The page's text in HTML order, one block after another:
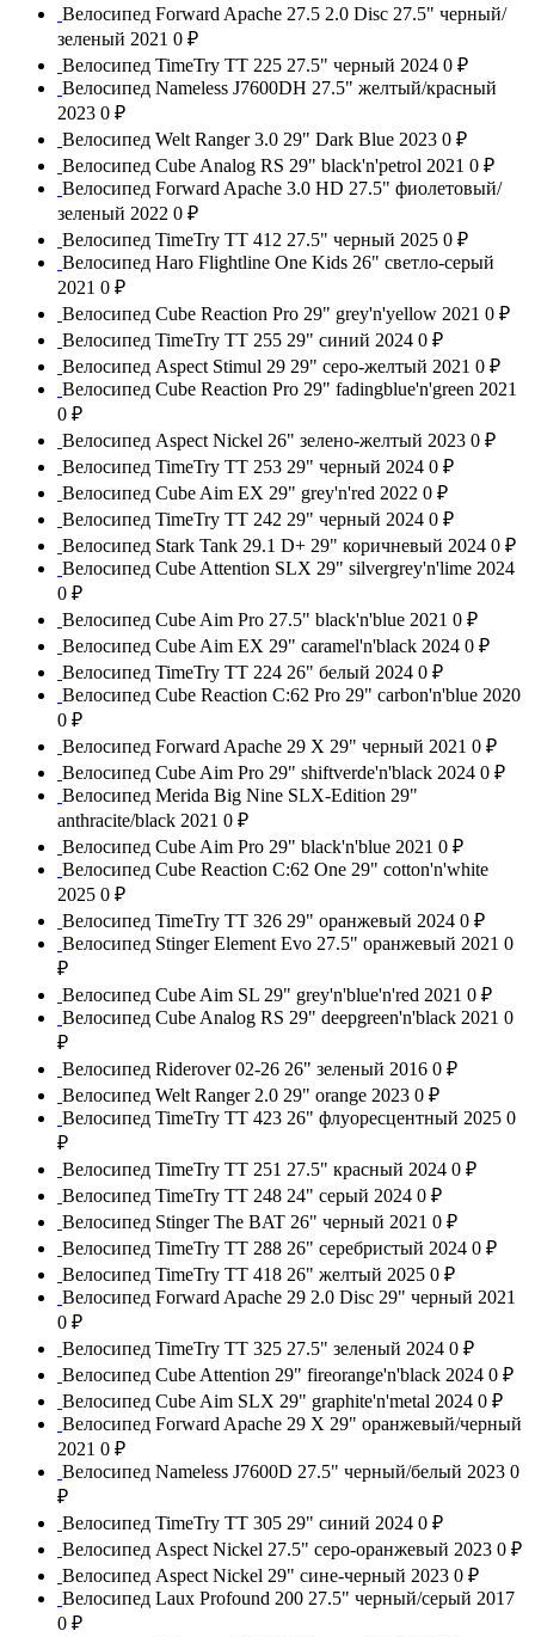
Велосипед Forward Apache 27.5 2.0 Disc 27.5" черный/
зеленый 2021 0 ₽
Велосипед TimeTry TT 225 27.5" черный 2024 0 ₽
Велосипед Nameless J7600DH 27.5" желтый/красный
2023 0 ₽
Велосипед Welt Ranger 3.0 29" Dark Blue 2023 0 ₽
Велосипед Cube Analog RS 29" black'n'petrol 2021 0 ₽
Велосипед Forward Apache 3.0 HD 27.5" фиолетовый/
зеленый 2022 0 ₽
Велосипед TimeTry TT 412 27.5" черный 2025 0 ₽
Велосипед Haro Flightline One Kids 26" светло-серый
2021 0 ₽
Велосипед Cube Reaction Pro 29" grey'n'yellow 2021 0 ₽
Велосипед TimeTry TT 255 29" синий 2024 0 ₽
Велосипед Aspect Stimul 29 29" серо-желтый 2021 0 ₽
Велосипед Cube Reaction Pro 29" fadingblue'n'green 2021
0 ₽
Велосипед Aspect Nickel 26" зелено-желтый 2023 0 ₽
Велосипед TimeTry TT 253 29" черный 2024 0 ₽
Велосипед Cube Aim EX 29" grey'n'red 2022 0 ₽
Велосипед TimeTry TT 242 29" черный 2024 0 ₽
Велосипед Stark Tank 29.1 D+ 29" коричневый 2024 0 ₽
Велосипед Cube Attention SLX 29" silvergrey'n'lime 2024
0 ₽
Велосипед Cube Aim Pro 27.5" black'n'blue 2021 0 ₽
Велосипед Cube Aim EX 29" caramel'n'black 2024 0 ₽
Велосипед TimeTry TT 224 26" белый 2024 0 ₽
Велосипед Cube Reaction C:62 Pro 29" carbon'n'blue 2020
0 ₽
Велосипед Forward Apache 29 X 29" черный 2021 0 ₽
Велосипед Cube Aim Pro 29" shiftverde'n'black 2024 0 ₽
Велосипед Merida Big Nine SLX-Edition 29"
anthracite/black 2021 0 ₽
Велосипед Cube Aim Pro 29" black'n'blue 2021 0 ₽
Велосипед Cube Reaction C:62 One 29" cotton'n'white
2025 0 ₽
Велосипед TimeTry TT 326 29" оранжевый 2024 0 ₽
Велосипед Stinger Element Evo 27.5" оранжевый 2021 0
₽
Велосипед Cube Aim SL 29" grey'n'blue'n'red 2021 0 ₽
Велосипед Cube Analog RS 29" deepgreen'n'black 2021 0
₽
Велосипед Riderover 02-26 26" зеленый 2016 0 ₽
Велосипед Welt Ranger 2.0 29" orange 2023 0 ₽
Велосипед TimeTry TT 423 26" флуоресцентный 2025 0
₽
Велосипед TimeTry TT 251 27.5" красный 2024 0 ₽
Велосипед TimeTry TT 248 24" серый 2024 0 ₽
Велосипед Stinger The BAT 26" черный 2021 0 ₽
Велосипед TimeTry ТТ 288 26" серебристый 2024 0 ₽
Велосипед TimeTry TT 418 26" желтый 2025 0 ₽
Велосипед Forward Apache 29 2.0 Disc 29" черный 2021
0 ₽
Велосипед TimeTry TT 325 27.5" зеленый 2024 0 ₽
Велосипед Cube Attention 29" fireorange'n'black 2024 0 ₽
Велосипед Cube Aim SLX 29" graphite'n'metal 2024 0 ₽
Велосипед Forward Apache 29 X 29" оранжевый/черный
2021 0 ₽
Велосипед Nameless J7600D 27.5" черный/белый 2023 0
₽
Велосипед TimeTry TT 305 29" синий 2024 0 ₽
Велосипед Aspect Nickel 27.5" серо-оранжевый 2023 0 ₽
Велосипед Aspect Nickel 29" сине-черный 2023 0 ₽
Велосипед Laux Profound 200 27.5" черный/серый 2017
0 ₽